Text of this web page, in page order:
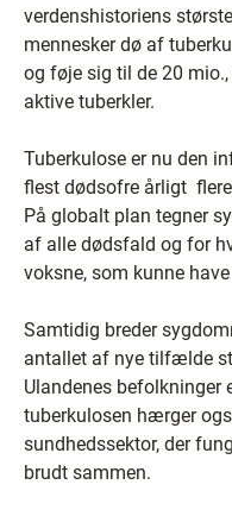
verdenshistoriens
mennesker dø af
og føje sig til de 20
aktive tuberkler.
Tuberkulose er nu den
flest dødsofre årligt
På globalt plan tegner
af alle dødsfald og for
voksne, som kunne
Samtidig breder
antallet af nye tilfælde
Ulandenes befolkninger
tuberkulosen hærger
sundhedssektor, der
brudt sammen.